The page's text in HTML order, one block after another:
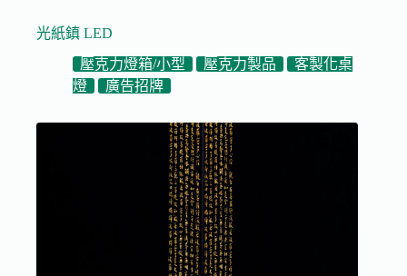
光紙鎮 LED
壓克力燈箱/小型
壓克力製品
客製化桌
燈
廣告招牌